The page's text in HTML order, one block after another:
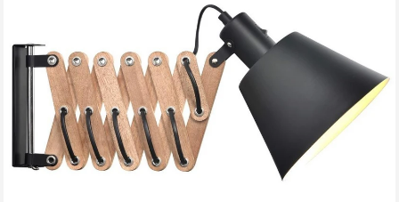
images
gallery